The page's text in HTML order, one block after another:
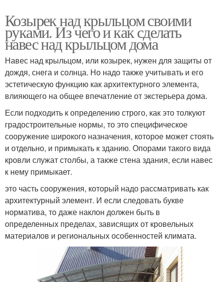
Козырек над крыльцом своими
руками. Из чего и как сделать
навес над крыльцом дома
Навес над крыльцом, или козырек, нужен для защиты от
дождя, снега и солнца. Но надо также учитывать и его
эстетическую функцию как архитектурного элемента,
влияющего на общее впечатление от экстерьера дома.
Если подходить к определению строго, как это толкуют
градостроительные нормы, то это специфическое
сооружение широкого назначения, которое может стоять
и отдельно, и примыкать к зданию. Опорами такого вида
кровли служат столбы, а также стена здания, если навес
к нему примыкает.
это часть сооружения, который надо рассматривать как
архитектурный элемент. И если следовать букве
норматива, то даже наклон должен быть в
определенных пределах, зависящих от кровельных
материалов и региональных особенностей климата.